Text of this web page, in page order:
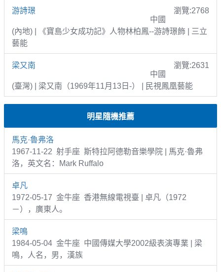
游詩璟
瀏覽:2768
中國
(內地) | 《寶島少女成功記》人物林柏鳳--游詩璟飾 | 三立
藝能
梁又南
瀏覽:2631
中國
(臺灣) | 梁又南（1969年11月13日-） | 民視鳳凰藝能
明星隨機推薦
馬克·魯弗洛
1967-11-22 射手座 斯特拉阿德勒音樂學院 | 馬克·魯弗
洛，英文名：Mark Ruffalo
卓凡
1972-05-17 金牛座 香港無線電視臺 | 卓凡（1972
－），廣東人。
梁鳴
1984-05-04 金牛座 中國傳媒大學2002級表演專業 | 梁
鳴，人名，男，漢族